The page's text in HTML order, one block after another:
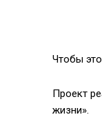
Чтобы
Проект
жизни».